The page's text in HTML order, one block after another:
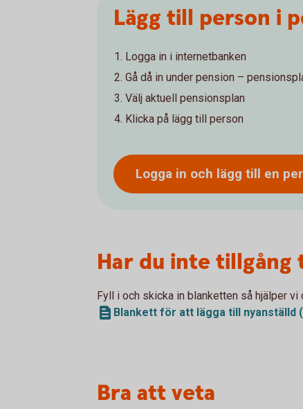
Lägg till person i
Logga in i internetbanken
Gå då in under pension –
Välj aktuell pensionsplan
Klicka på lägg till person
Logga in och lägg till en
Har du inte
Fyll i och skicka in blanketten så hjälper
Blankett för att lägga till nyanställd
Bra att veta